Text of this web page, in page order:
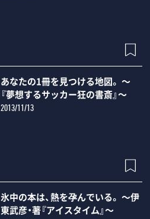
あなたの1冊を見つける地図。 ～
『夢想するサッカー狂の書斎』～
2013/11/13
氷中の本は、熱を孕んでいる。 ～伊
東武彦・著『アイスタイム』～